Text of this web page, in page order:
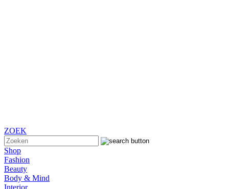
ZOEK
Shop
Fashion
Beauty
Body & Mind
Interior